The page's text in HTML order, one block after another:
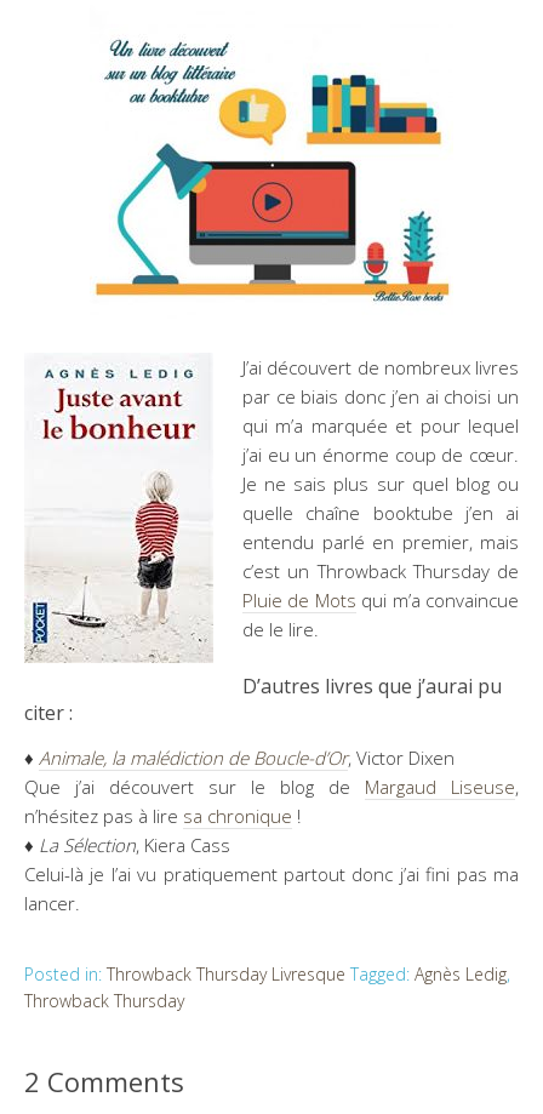
J’ai découvert de nombreux livres
par ce biais donc j’en ai choisi un
qui m’a marquée et pour lequel
j’ai eu un énorme coup de cœur.
Je ne sais plus sur quel blog ou
quelle chaîne booktube j’en ai
entendu parlé en premier, mais
c’est un Throwback Thursday de
Pluie de Mots qui m’a convaincue
de le lire.
D’autres livres que j’aurai pu
citer :
♦ Animale, la malédiction de Boucle-d’Or, Victor Dixen
Que j’ai découvert sur le blog de Margaud Liseuse,
n’hésitez pas à lire sa chronique !
♦ La Sélection, Kiera Cass
Celui-là je l’ai vu pratiquement partout donc j’ai fini pas ma
lancer.
Posted in: Throwback Thursday Livresque Tagged: Agnès Ledig,
Throwback Thursday
2 Comments